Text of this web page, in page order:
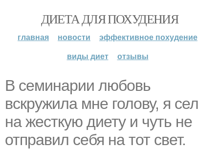
ДИЕТА ДЛЯ ПОХУДЕНИЯ
главная новости
эффективное похудение
виды диет
отзывы
В семинарии любовь
вскружила мне голову, я сел
на жесткую диету и чуть не
отправил себя на тот свет.